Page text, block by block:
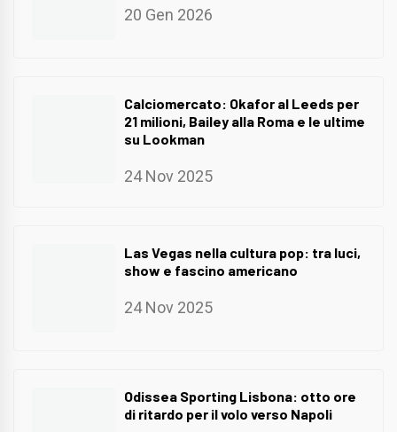
20 Gen 2026
Calciomercato: Okafor al Leeds per
21 milioni, Bailey alla Roma e le ultime
su Lookman
24 Nov 2025
Las Vegas nella cultura pop: tra luci,
show e fascino americano
24 Nov 2025
Odissea Sporting Lisbona: otto ore
di ritardo per il volo verso Napoli